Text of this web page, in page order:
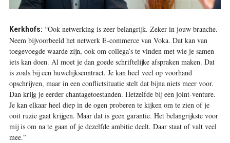
Kerkhofs: “Ook netwerking is zeer belangrijk. Zeker in jouw branche.
Neem bijvoorbeeld het netwerk E-commerce van Voka. Dat kan van
toegevoegde waarde zijn, ook om collega’s te vinden met wie je samen
iets kan doen. Al moet je dan goede schriftelijke afspraken maken. Dat
is zoals bij een huwelijkscontract. Je kan heel veel op voorhand
opschrijven, maar in een conflictsituatie stelt dat bijna niets meer voor.
Dan krijg je eerder chantagetoestanden. Hetzelfde bij een joint-venture.
Je kan elkaar heel diep in de ogen proberen te kijken om te zien of je
ooit ruzie gaat krijgen. Maar dat is geen garantie. Het belangrijkste voor
mij is om na te gaan of je dezelfde ambitie deelt. Daar staat of valt veel
mee.”